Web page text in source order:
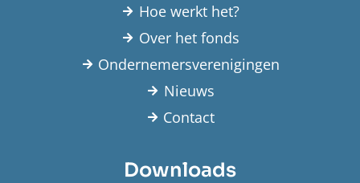
Hoe werkt het?
Over het fonds
Ondernemersverenigingen
Nieuws
Contact
Downloads